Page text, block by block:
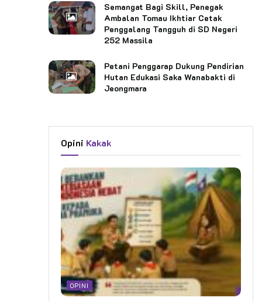
Semangat Bagi Skill, Penegak
Ambalan Tomau Ikhtiar Cetak
Penggalang Tangguh di SD Negeri
252 Massila
Petani Penggarap Dukung Pendirian
Hutan Edukasi Saka Wanabakti di
Jeongmara
Opini Kakak
OPINI